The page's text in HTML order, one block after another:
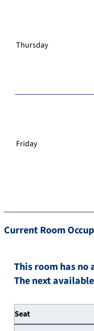
Thursday
Friday
Current Room
This room has
The next
Seat